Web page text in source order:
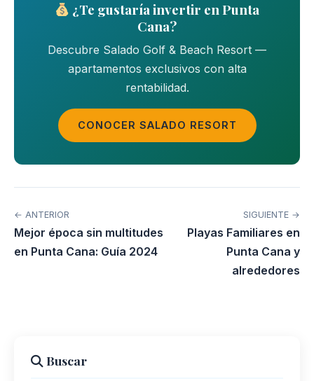
¿Te gustaría invertir en Punta
Cana?
Descubre Salado Golf & Beach Resort —
apartamentos exclusivos con alta
rentabilidad.
CONOCER SALADO RESORT
← ANTERIOR
Mejor época sin multitudes
en Punta Cana: Guía 2024
SIGUIENTE →
Playas Familiares en
Punta Cana y
alrededores
Buscar